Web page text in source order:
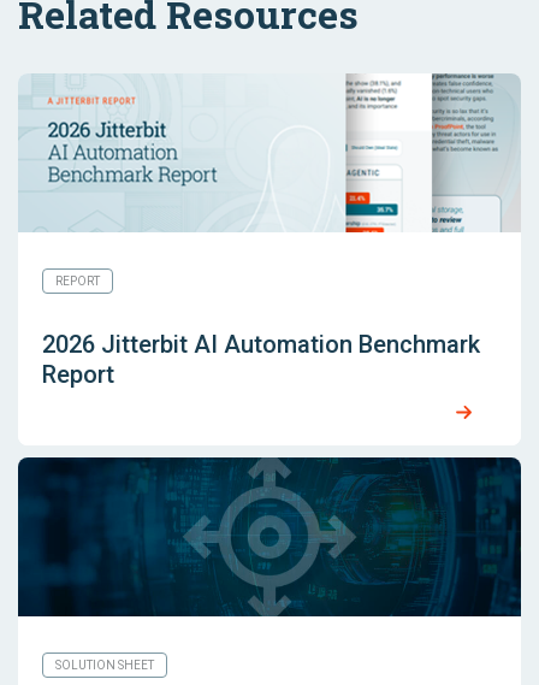
Related Resources
REPORT
2026 Jitterbit AI Automation Benchmark
Report
SOLUTION SHEET